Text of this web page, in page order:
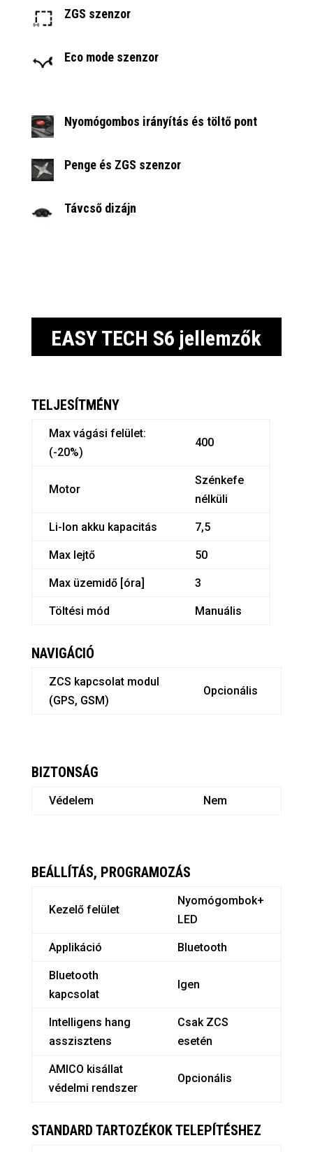
ZGS szenzor
Eco mode szenzor
Nyomógombos irányítás és töltő pont
Penge és ZGS szenzor
Távcső dizájn
EASY TECH S6 jellemzők
TELJESÍTMÉNY
Max vágási felület:
(-20%)
400
Motor
Szénkefe
nélküli
Li-Ion akku kapacitás 7,5
Max lejtő 50
Max üzemidő [óra] 3
Töltési mód Manuális
NAVIGÁCIÓ
ZCS kapcsolat modul
(GPS, GSM)
Opcionális
BIZTONSÁG
Védelem Nem
BEÁLLÍTÁS, PROGRAMOZÁS
Kezelő felület
Nyomógombok+
LED
Applikáció Bluetooth
Bluetooth
kapcsolat
Igen
Intelligens hang
asszisztens
Csak ZCS
esetén
AMICO kisállat
védelmi rendszer
Opcionális
STANDARD TARTOZÉKOK TELEPÍTÉSHEZ